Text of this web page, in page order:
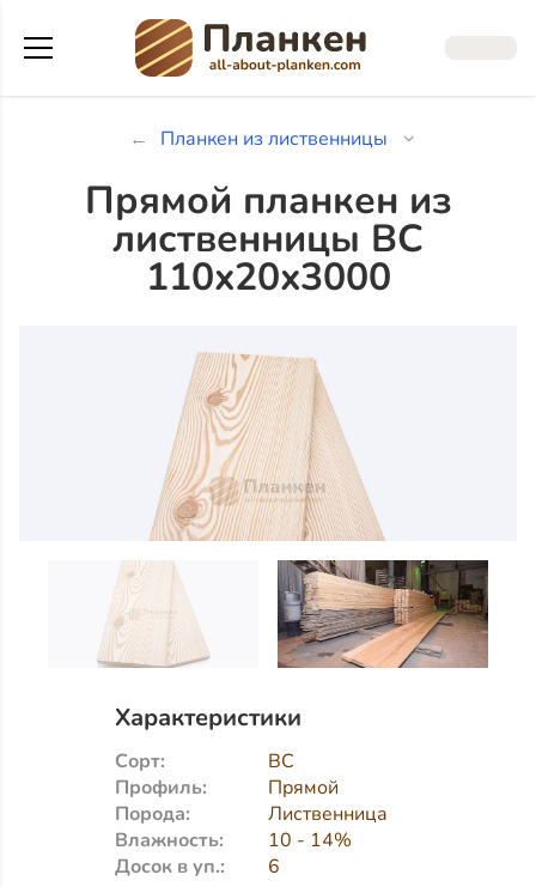
Планкен из лиственницы
Прямой планкен из
лиственницы ВС
110x20x3000
Характеристики
Сорт:
BC
Профиль:
Прямой
Порода:
Лиственница
Влажность:
10 - 14%
Досок в уп.:
6